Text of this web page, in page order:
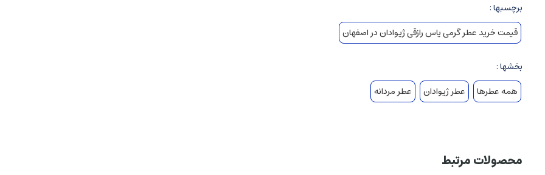
۲.عطرهای گرمیکدامند.
۲.۱.تعریف و ویژگی ها
عطر گرمی یاس رازقی، رایحه هایی هستند که حس راحتی، گرما، دلگرمی و اغلب حس دعوت کننده را القا می کنند. این نوع عطرها عموماً رایحه های غلیظ تر،
چوب ها: چوب نرمی، سدر، عود، سرو
برچسبها :
قیمت خرید عطر گرمی یاس رازقی ژیوادان در اصفهان
بخشها :
همه عطرها
عطر ژیوادان عطر مردانه
محصولات مرتبط